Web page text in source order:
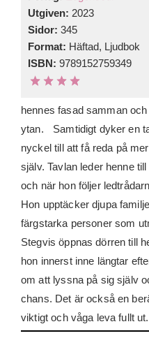
Utgiven: 2023
Sidor: 345
Format: Häftad, Ljudbok
ISBN: 9789152759349
hennes fasad samman
ytan. Samtidigt dyker en
nyckel till att få reda på
själv. Tavlan leder henne
och när hon följer
Hon upptäcker djupa
färgstarka personer som
Stegvis öppnas dörren till
hon innerst inne längtar
om att lyssna på sig själv
chans. Det är också en
viktigt och våga leva fullt ut.